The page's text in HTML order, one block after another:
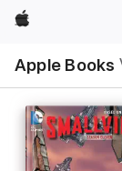
Apple
Apple Books
Navigation
Menü
öffnen